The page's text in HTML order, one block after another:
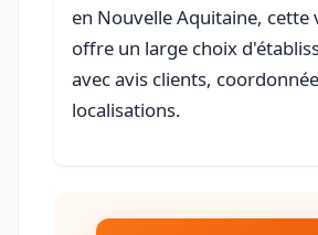
en Nouvelle Aquitaine, cette
offre un large choix
avec avis clients,
localisations.